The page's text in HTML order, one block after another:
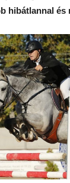
hibátlannal és